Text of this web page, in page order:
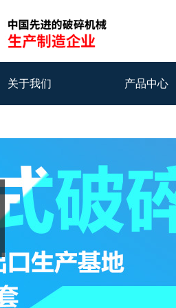
关于我们 产品中心